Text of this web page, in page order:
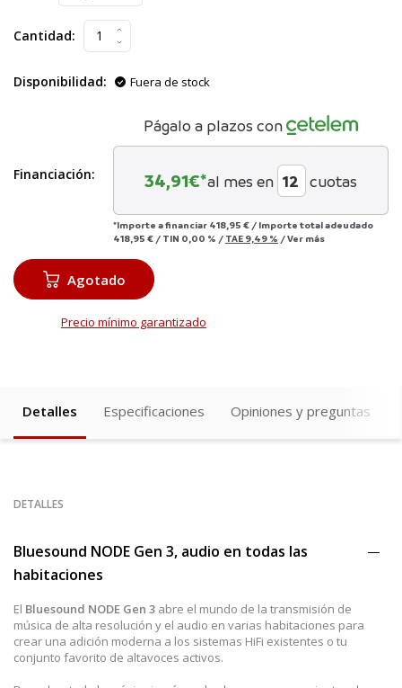
Cantidad:
Disponibilidad: Fuera de stock
Financiación:
Págalo a plazos con
34,91€*al mes en cuotas
*Importe a financiar 418,95 € / Importe total adeudado
418,95 € / TIN 0,00 % / TAE 9,49 % /Ver más
Agotado
Precio mínimo garantizado
Detalles Especificaciones Opiniones y preguntas
DETALLES
Bluesound NODE Gen 3, audio en todas las
habitaciones
El Bluesound NODE Gen 3 abre el mundo de la transmisión de
música de alta resolución y el audio en varias habitaciones para
crear una adición moderna a los sistemas HiFi existentes o tu
conjunto favorito de altavoces activos.